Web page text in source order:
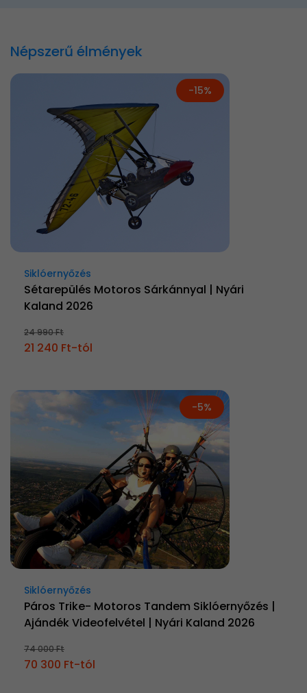
Népszerű élmények
-15%
Siklóernyőzés
Sétarepülés Motoros Sárkánnyal | Nyári
Kaland 2026
24 990 Ft
21 240 Ft-tól
-5%
Siklóernyőzés
Páros Trike- Motoros Tandem Siklóernyőzés |
Ajándék Videofelvétel | Nyári Kaland 2026
74 000 Ft
70 300 Ft-tól